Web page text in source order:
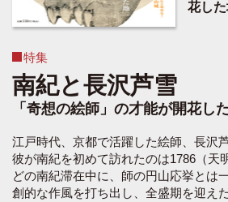
花し
特集
南紀と長沢芦雪
「奇想の絵師」の才能が開花し
江戸時代、京都で活躍した絵師、長沢
彼が南紀を初めて訪れたのは1786（天
どの南紀滞在中に、師の円山応挙とは
創的な作風を打ち出し、全盛期を迎え